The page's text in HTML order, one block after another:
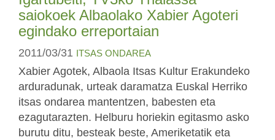
saiokoek Albaolako Xabier Agoteri
egindako erreportaian
2011/03/31 ITSAS ONDAREA
Xabier Agotek, Albaola Itsas Kultur Erakundeko
arduradunak, urteak daramatza Euskal Herriko
itsas ondarea mantentzen, babesten eta
ezagutarazten. Helburu horiekin egitasmo asko
burutu ditu, besteak beste, Ameriketatik eta